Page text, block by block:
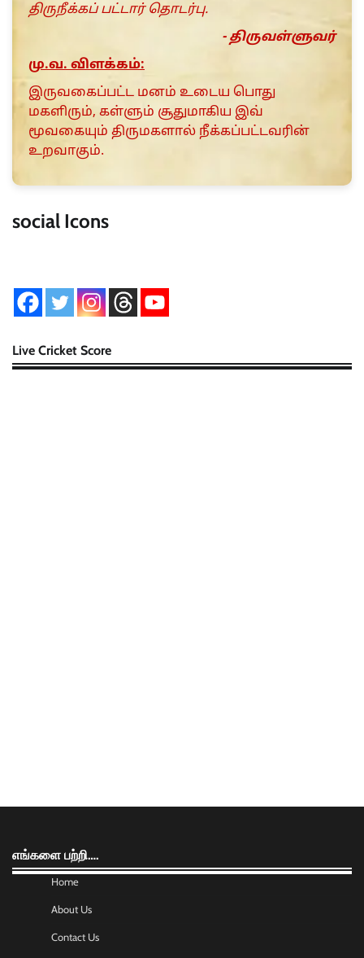
திருநீக்கப் பட்டார் தொடர்பு.
- திருவள்ளுவர்
மு.வ. விளக்கம்:
இருவகைப்பட்ட மனம் உடைய பொது
மகளிரும், கள்ளும் சூதுமாகிய இவ்
மூவகையும் திருமகளால் நீக்கப்பட்டவரின்
உறவாகும்.
social Icons
Live Cricket Score
எங்களை பற்றி….
Home
About Us
Contact Us